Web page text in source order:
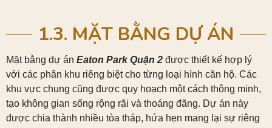
1.3. MẶT BẰNG DỰ ÁN
Mặt bằng dự án Eaton Park Quận 2 được thiết kế hợp lý
với các phân khu riêng biệt cho từng loại hình căn hộ. Các
khu vực chung cũng được quy hoạch một cách thông minh,
tạo không gian sống rộng rãi và thoáng đãng. Dự án này
được chia thành nhiều tòa tháp, hứa hẹn mang lại sự riêng